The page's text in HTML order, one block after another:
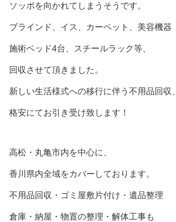
ソッポを向かれてしまうそうです。
ブラインド、イス、カーペット、美容機器
施術ベッド4台、スチールラック等、
回収させて頂きました。
新しい生活様式への移行に伴う不用品回収、
格安にてお引き受け致します！
高松・丸亀市内を中心に、
香川県内全域をカバーしております。
不用品回収・ゴミ屋敷片付け・遺品整理
倉庫・納屋・物置の整理・解体工事も